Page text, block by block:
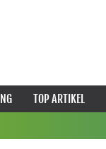
TOP ARTIKEL